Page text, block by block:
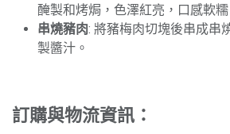
醃製和烤焗，色澤紅亮，口感軟糯
串燒豬肉: 將豬梅肉切塊後串成串
製醬汁。
訂購與物流資訊：